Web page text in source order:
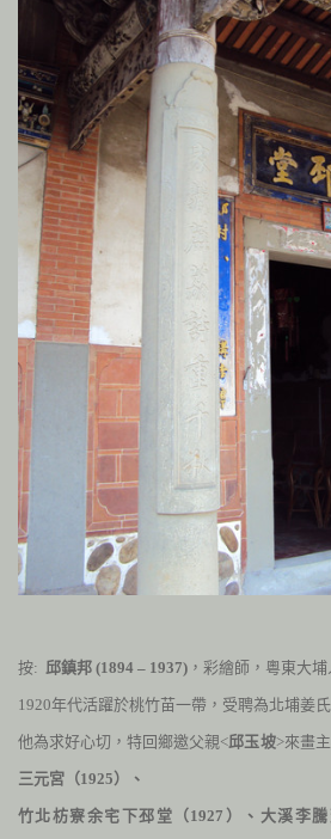
按: 邱鎮邦 (1894 – 1937) ，彩繪師，粵東大埔
1920年代活躍於桃竹苗一帶，受聘為北埔姜
他為求好心切，特回鄉邀父親<邱玉坡>來畫
三元宮（1925）、
竹北枋寮余宅下邳堂（ 1927 ）、大溪李